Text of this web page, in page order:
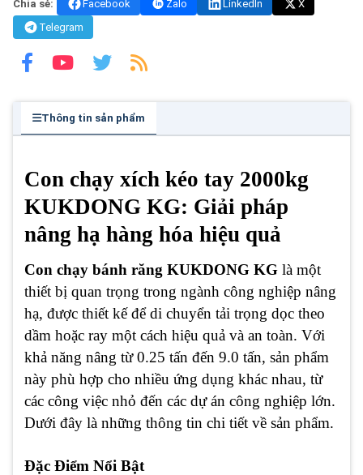
Chia sẻ: Facebook Zalo LinkedIn
X
Telegram
Thông tin sản phẩm
Con chạy xích kéo tay 2000kg
KUKDONG KG: Giải pháp
nâng hạ hàng hóa hiệu quả
Con chạy bánh răng KUKDONG KG là một
thiết bị quan trọng trong ngành công nghiệp nâng
hạ, được thiết kế để di chuyển tải trọng dọc theo
dầm hoặc ray một cách hiệu quả và an toàn. Với
khả năng nâng từ 0.25 tấn đến 9.0 tấn, sản phẩm
này phù hợp cho nhiều ứng dụng khác nhau, từ
các công việc nhỏ đến các dự án công nghiệp lớn.
Dưới đây là những thông tin chi tiết về sản phẩm.
Đặc Điểm Nổi Bật